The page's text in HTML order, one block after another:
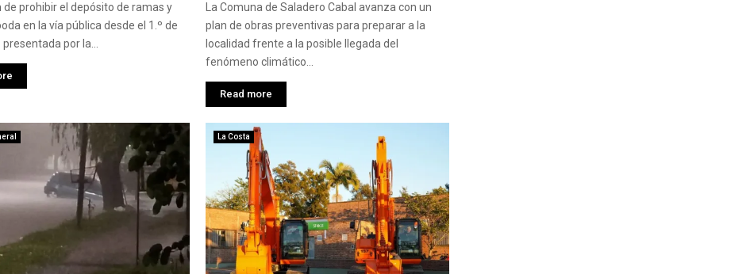
de prohibir el depósito de ramas y
en la vía pública desde el 1.º de
por la...
La Comuna de Saladero Cabal avanza con un
plan de obras preventivas para preparar a la
localidad frente a la posible llegada del
fenómeno climático...
Read more
La Costa